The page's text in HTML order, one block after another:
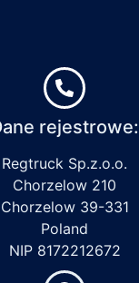
rejestrowe:
Regtruck Sp.z.o.o.
Chorzelow 210
Chorzelow 39-331
Poland
NIP 8172212672